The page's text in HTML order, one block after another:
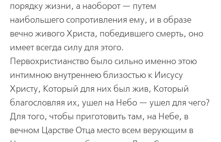
порядку жизни, а наоборот — путем
наибольшего сопротивления ему, и в образе
вечно живого Христа, победившего смерть, оно
имеет всегда силу для этого.
Первохристианство было сильно именно этою
интимною внутреннею близостью к Иисусу
Христу, Который для них был жив, Который
благословляя их, ушел на Небо — ушел для чего?
Для того, чтобы приготовить там, на Небе, в
вечном Царстве Отца место всем верующим в